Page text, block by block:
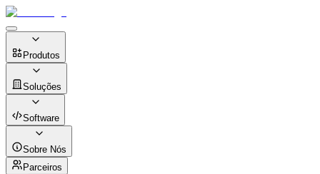
Produtos
Soluções
Software
Sobre Nós
Parceiros